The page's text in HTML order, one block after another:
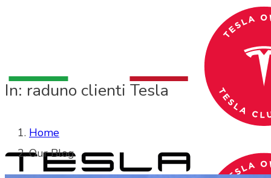
In: raduno clienti Tesla
Home
Our Blog